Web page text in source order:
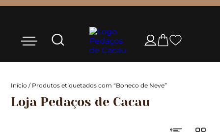
Início / Produtos etiquetados com “Boneco de Neve”
Loja Pedaços de Cacau